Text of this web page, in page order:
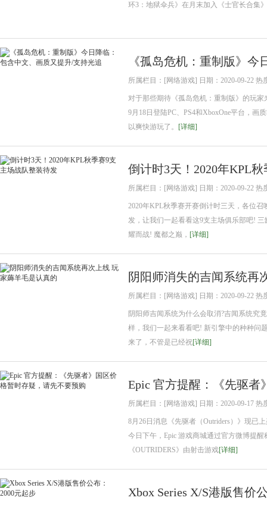
环3：地狱伞兵》在月末加入《士官长合集
《孤岛危机：重制版》
所属栏目：[网络游戏] 日期：2020-09-22 热
对于那些期待《孤岛危机：重制版》的玩
9月18日登陆PC、PS4和XboxOne平台，画
以爽快游玩了。 [详细]
倒计时3天！2020年KPL
所属栏目：[网络游戏] 日期：2020-09-22 热
2020年KPL秋季赛开赛倒计时三天，各位
发，让我们一起看看这9支主场俱乐部吧!
耀而战! 魔都之巅， [详细]
阴阳师消失的吉闻系统再
所属栏目：[网络游戏] 日期：2020-09-22 热
阴阳师吉闻系统为什么会取消?吉闻系统究
样，我们一起来看看吧! 新引擎中的种种问
来了，不管是已经祝[详细]
Epic 官方提醒：《先驱者
所属栏目：[网络游戏] 日期：2020-09-17 热
8月26日消息《先驱者（Outriders）》现已
今日下午，Epic 游戏商城通过官方微博提
《OUTRIDERS》由射击游戏[详细]
Xbox Series X/S港版售价